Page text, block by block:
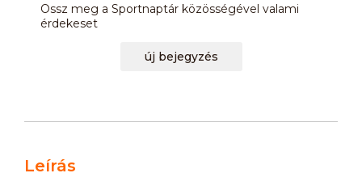
Ossz meg a Sportnaptár közösségével valami
érdekeset
új bejegyzés
Leírás